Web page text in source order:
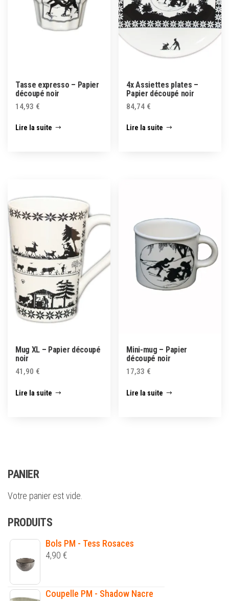
Tasse expresso – Papier
découpé noir
14,93 €
Lire la suite
4x Assiettes plates –
Papier découpé noir
84,74 €
Lire la suite
Mug XL – Papier découpé
noir
41,90 €
Lire la suite
Mini-mug – Papier
découpé noir
17,33 €
Lire la suite
PANIER
Votre panier est vide.
PRODUITS
Bols PM - Tess Rosaces
4,90 €
Coupelle PM - Shadow Nacre